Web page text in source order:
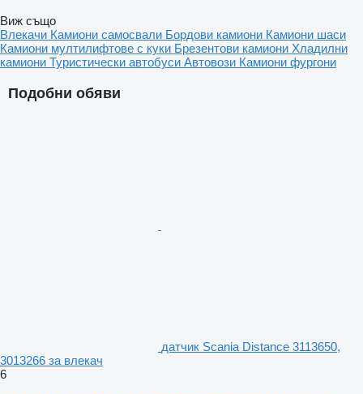
Подобни обяви
датчик Scania Distance 3113650,
3013266 за влекач
6
Виж също
Влекачи Камиони самосвали Бордови камиони Камиони шаси
Камиони мултилифтове с куки Брезентови камиони Хладилни
камиони Туристически автобуси Автовози Камиони фургони